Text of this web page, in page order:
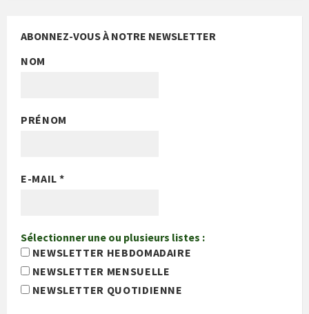
ABONNEZ-VOUS À NOTRE NEWSLETTER
NOM
PRÉNOM
E-MAIL*
Sélectionner une ou plusieurs listes :
NEWSLETTER HEBDOMADAIRE
NEWSLETTER MENSUELLE
NEWSLETTER QUOTIDIENNE